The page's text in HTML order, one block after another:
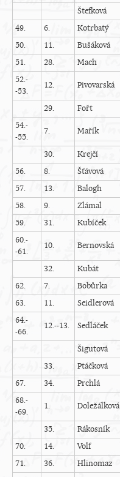
Štefková
49.
6. Kotrbatý
50.
11. Bušáková
51.
28. Mach
52.-
-53.
12. Pivovarská
29. Fořt
54.-
-55.
7. Mařík
30. Krejčí
56.
8. Šťávová
57.
13. Balogh
58.
9. Zlámal
59.
31. Kubíček
60.-
-61.
10. Bernovská
32. Kubát
62.
7. Bobůrka
63.
11. Seidlerová
64.-
-66.
12.--13. Sedláček
Šigutová
33.
Ptáčková
67.
34. Prchlá
68.-
-69.
1. Doležálková
35. Rákosník
70.
14. Volf
71.
36. Hlinomaz